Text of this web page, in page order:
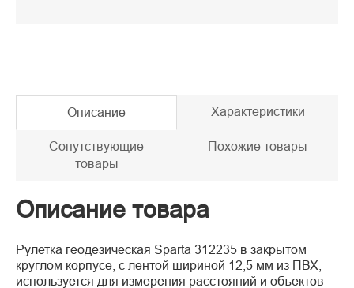
Описание Характеристики
Сопутствующие
товары
Похожие товары
Описание товара
Рулетка геодезическая Sparta 312235 в закрытом
круглом корпусе, с лентой шириной 12,5 мм из ПВХ,
используется для измерения расстояний и объектов